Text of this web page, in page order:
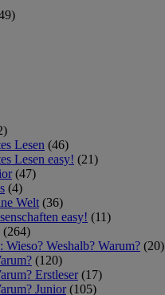
Lesen (46)
Lesen easy! (21)
(47)
(4)
Welt (36)
easy! (11)
(264)
Weshalb? Warum? (20)
(120)
Erstleser (17)
Junior (105)